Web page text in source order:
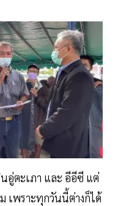
อู่ตะเภา และ อีอีซี แต่
เพราะทุกวันนี้ต่างก็ได้